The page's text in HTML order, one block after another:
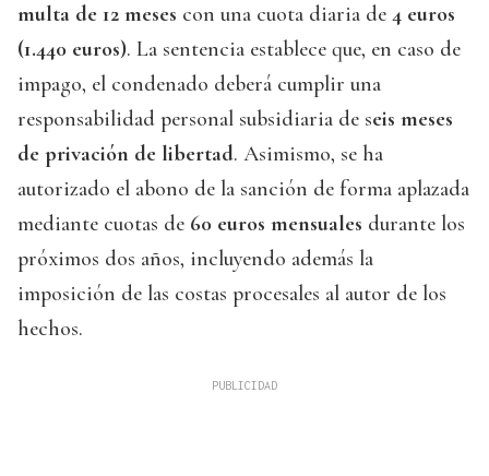
multa de 12 meses con una cuota diaria de 4 euros
(1.440 euros). La sentencia establece que, en caso de
impago, el condenado deberá cumplir una
responsabilidad personal subsidiaria de seis meses
de privación de libertad. Asimismo, se ha
autorizado el abono de la sanción de forma aplazada
mediante cuotas de 60 euros mensuales durante los
próximos dos años, incluyendo además la
imposición de las costas procesales al autor de los
hechos.